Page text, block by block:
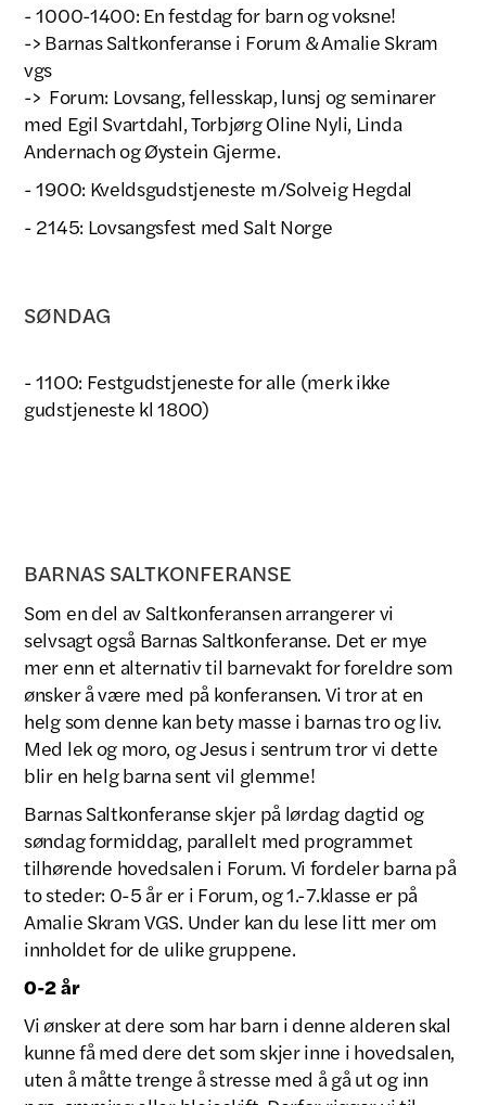
- 1000-1400: En festdag for barn og voksne!
-> Barnas Saltkonferanse i Forum & Amalie Skram
vgs
-> Forum: Lovsang, fellesskap, lunsj og seminarer
med Egil Svartdahl, Torbjørg Oline Nyli, Linda
Andernach og Øystein Gjerme.
- 1900: Kveldsgudstjeneste m/Solveig Hegdal
- 2145: Lovsangsfest med Salt Norge
SØNDAG
- 1100: Festgudstjeneste for alle (merk ikke
gudstjeneste kl 1800)
BARNAS SALTKONFERANSE
Som en del av Saltkonferansen arrangerer vi
selvsagt også Barnas Saltkonferanse. Det er mye
mer enn et alternativ til barnevakt for foreldre som
ønsker å være med på konferansen. Vi tror at en
helg som denne kan bety masse i barnas tro og liv.
Med lek og moro, og Jesus i sentrum tror vi dette
blir en helg barna sent vil glemme!
Barnas Saltkonferanse skjer på lørdag dagtid og
søndag formiddag, parallelt med programmet
tilhørende hovedsalen i Forum. Vi fordeler barna på
to steder: 0-5 år er i Forum, og 1.-7.klasse er på
Amalie Skram VGS. Under kan du lese litt mer om
innholdet for de ulike gruppene.
0-2 år
Vi ønsker at dere som har barn i denne alderen skal
kunne få med dere det som skjer inne i hovedsalen,
uten å måtte trenge å stresse med å gå ut og inn